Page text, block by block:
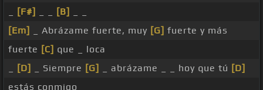
[F#] [B]
[Em]
_ Abrázame fuerte, muy [G] fuerte y más
fuerte [C] que _ loca
[D] _ Siempre [G] _ abrázame _ _ hoy que tú [D]
estás conmigo _ _ _ _ _